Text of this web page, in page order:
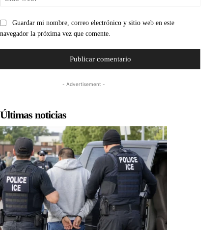
web:
Guardar mi nombre, correo electrónico y sitio web en este
navegador la próxima vez que comente.
- Advertisement -
Últimas noticias